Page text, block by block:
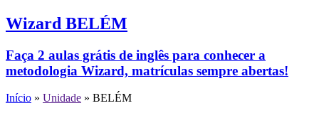
Wizard BELÉM
Faça 2 aulas grátis de inglês para conhecer a
metodologia Wizard, matrículas sempre abertas!
Início » Unidade » BELÉM